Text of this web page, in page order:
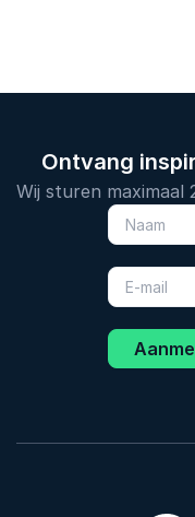
Ontvang
Wij sturen maximaal